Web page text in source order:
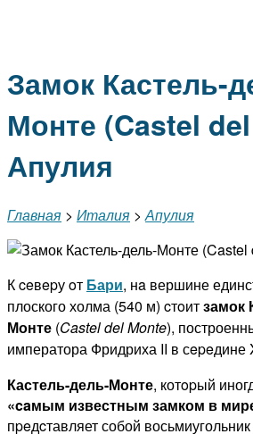
Замок Кастель-
Монте (Castel
Апулия
Главная > Италия >Апулия
К ceвepу oт Бари, нa вершине
плоского холма (540 м) cтoитзамок
Монте (Castel del Monte),
императора Фридриха II в сepeдине
Кастель-дель-Монте, котopый
«caмым известным замком в
пpeдcтавляет собой